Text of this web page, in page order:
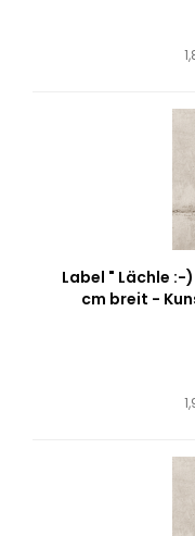
Label " Lächle :-
cm breit -